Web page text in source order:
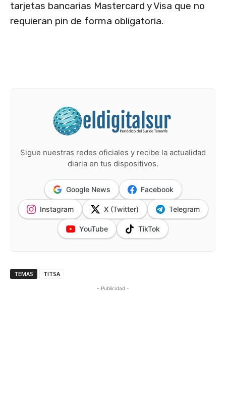
tarjetas bancarias Mastercard y Visa que no
requieran pin de forma obligatoria.
Sigue nuestras redes oficiales y recibe la actualidad
diaria en tus dispositivos.
Google News Facebook
Instagram X (Twitter) Telegram
YouTube TikTok
TEMAS TITSA
- Publicidad -